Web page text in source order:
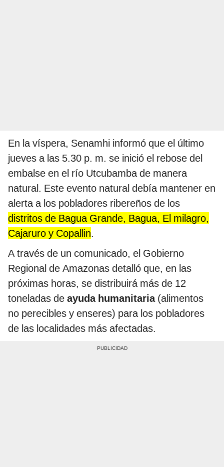
En la víspera, Senamhi informó que el último
jueves a las 5.30 p. m. se inició el rebose del
embalse en el río Utcubamba de manera
natural. Este evento natural debía mantener en
alerta a los pobladores ribereños de los
distritos de Bagua Grande, Bagua, El milagro,
Cajaruro y Copallin.
A través de un comunicado, el Gobierno
Regional de Amazonas detalló que, en las
próximas horas, se distribuirá más de 12
toneladas de ayuda humanitaria(alimentos
no perecibles y enseres) para los pobladores
de las localidades más afectadas.